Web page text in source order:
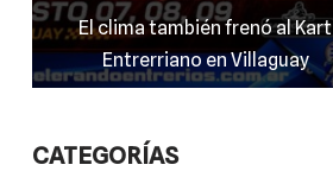
El clima también frenó al Kart
Entrerriano en Villaguay
CATEGORÍAS